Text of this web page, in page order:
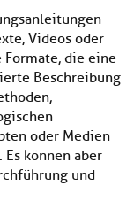
Videos oder
Formate, die eine
Beschreibung
oder Medien
Es können aber
und